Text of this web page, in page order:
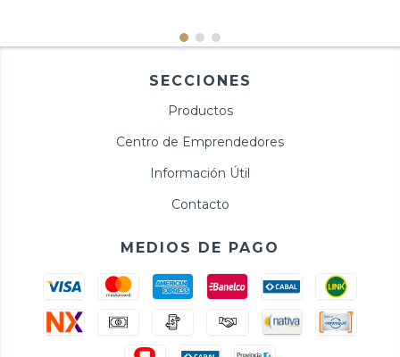
SECCIONES
Productos
Centro de Emprendedores
Información Útil
Contacto
MEDIOS DE PAGO